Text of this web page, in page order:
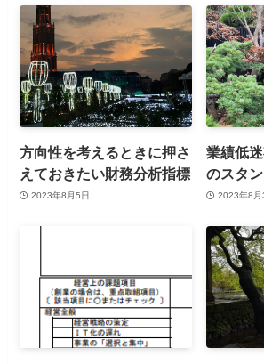
方向性を考えるときに押さ
えておきたい財務分析指標
2023年8月5日
業績低
のスタ
2023年8月